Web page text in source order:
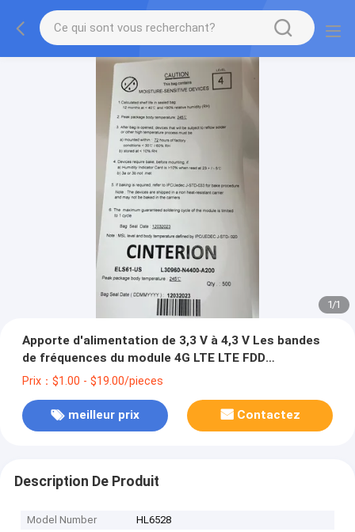
1/1
Apporte d'alimentation de 3,3 V à 4,3 V Les bandes
de fréquences du module 4G LTE LTE FDD
B2/B4/B5/B12/B13/B14/B66/B71
Prix：$1.00 - $19.00/pieces
meilleur prix Contactez
Description De Produit
Model Number
HL6528